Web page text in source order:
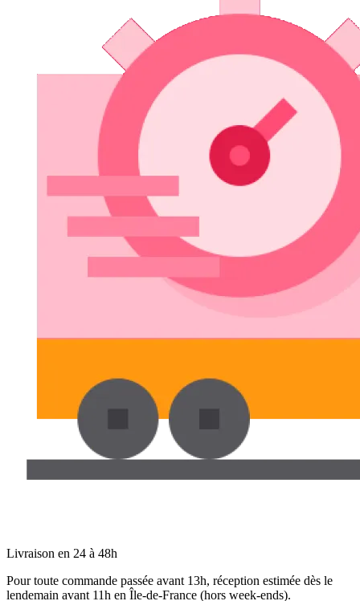
Livraison en 24 à 48h
Pour toute commande passée avant 13h, réception estimée dès le
lendemain avant 11h en Île-de-France (hors week-ends).